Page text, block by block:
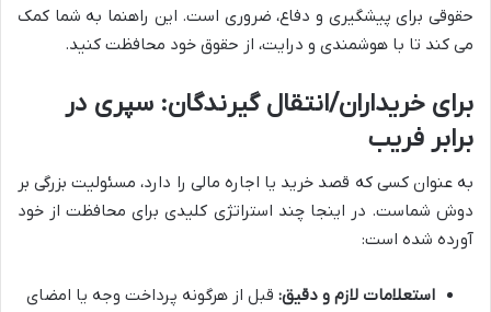
حقوقی برای پیشگیری و دفاع، ضروری است. این راهنما به شما کمک
می کند تا با هوشمندی و درایت، از حقوق خود محافظت کنید.
برای خریداران/انتقال گیرندگان: سپری در
برابر فریب
به عنوان کسی که قصد خرید یا اجاره مالی را دارد، مسئولیت بزرگی بر
دوش شماست. در اینجا چند استراتژی کلیدی برای محافظت از خود
آورده شده است:
استعلامات لازم و دقیق: قبل از هرگونه پرداخت وجه یا امضای